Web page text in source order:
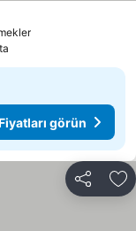
görün
Paylaş